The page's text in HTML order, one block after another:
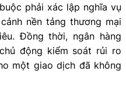
phải xác lập nghĩa vụ
nền tảng thương mại
Đồng thời, ngân hàng
động kiểm soát rủi ro
một giao dịch đã không